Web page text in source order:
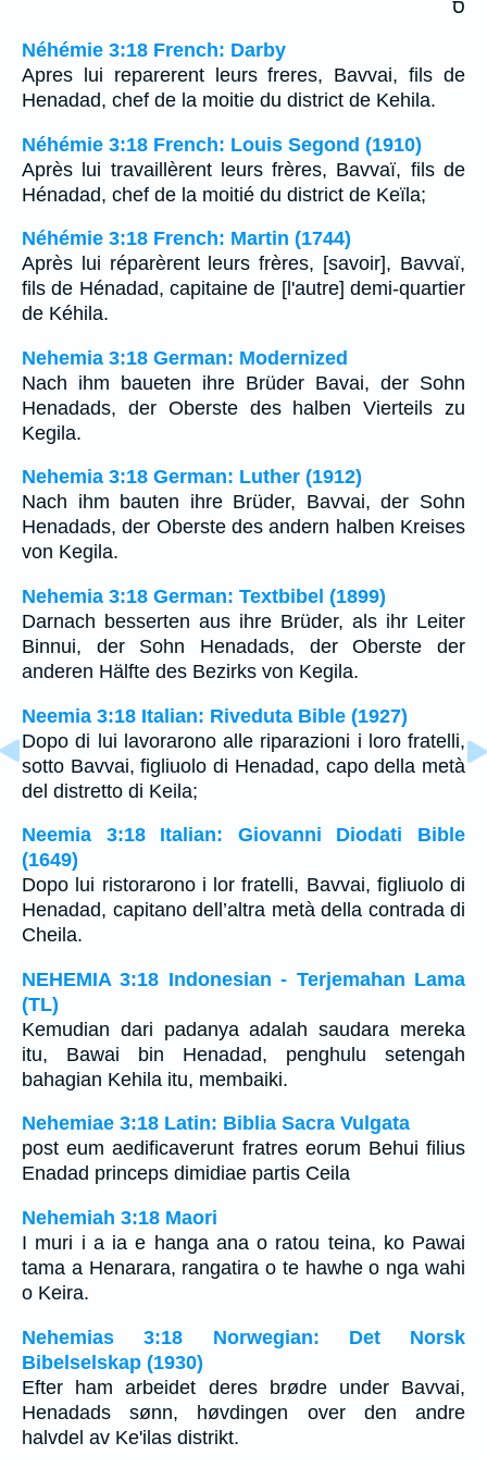
ס
Néhémie 3:18 French: Darby
Apres lui reparerent leurs freres, Bavvai, fils de
Henadad, chef de la moitie du district de Kehila.
Néhémie 3:18 French: Louis Segond (1910)
Après lui travaillèrent leurs frères, Bavvaï, fils de
Hénadad, chef de la moitié du district de Keïla;
Néhémie 3:18 French: Martin (1744)
Après lui réparèrent leurs frères, [savoir], Bavvaï,
fils de Hénadad, capitaine de [l'autre] demi-quartier
de Kéhila.
Nehemia 3:18 German: Modernized
Nach ihm baueten ihre Brüder Bavai, der Sohn
Henadads, der Oberste des halben Vierteils zu
Kegila.
Nehemia 3:18 German: Luther (1912)
Nach ihm bauten ihre Brüder, Bavvai, der Sohn
Henadads, der Oberste des andern halben Kreises
von Kegila.
Nehemia 3:18 German: Textbibel (1899)
Darnach besserten aus ihre Brüder, als ihr Leiter
Binnui, der Sohn Henadads, der Oberste der
anderen Hälfte des Bezirks von Kegila.
Neemia 3:18 Italian: Riveduta Bible (1927)
Dopo di lui lavorarono alle riparazioni i loro fratelli,
sotto Bavvai, figliuolo di Henadad, capo della metà
del distretto di Keila;
Neemia 3:18 Italian: Giovanni Diodati Bible
(1649)
Dopo lui ristorarono i lor fratelli, Bavvai, figliuolo di
Henadad, capitano dell’altra metà della contrada di
Cheila.
NEHEMIA 3:18 Indonesian - Terjemahan Lama
(TL)
Kemudian dari padanya adalah saudara mereka
itu, Bawai bin Henadad, penghulu setengah
bahagian Kehila itu, membaiki.
Nehemiae 3:18 Latin: Biblia Sacra Vulgata
post eum aedificaverunt fratres eorum Behui filius
Enadad princeps dimidiae partis Ceila
Nehemiah 3:18 Maori
I muri i a ia e hanga ana o ratou teina, ko Pawai
tama a Henarara, rangatira o te hawhe o nga wahi
o Keira.
Nehemias 3:18 Norwegian: Det Norsk
Bibelselskap (1930)
Efter ham arbeidet deres brødre under Bavvai,
Henadads sønn, høvdingen over den andre
halvdel av Ke'ilas distrikt.